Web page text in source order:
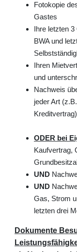
Fotokopie
Gastes
Ihre letzten
BWA und
Ihren
und
Nachweis
jeder Art
Kreditvertrag)
ODER bei
Kaufvertrag,
UND
UND
Gas, Strom
letzten drei
Dokumente